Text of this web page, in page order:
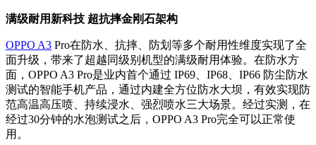
满级耐用新科技 超抗摔金刚石架构
OPPO A3 Pro在防水、抗摔、防划等多个耐用性维度实现了全
面升级，带来了超越同级别机型的满级耐用体验。在防水方
面，OPPO A3 Pro是业内首个通过 IP69、IP68、IP66 防尘防水
测试的智能手机产品，通过内建全方位防水大坝，有效实现防
范高温高压喷、持续浸水、强烈喷水三大场景。 经过实测，在
经过30分钟的水泡测试之后，OPPO A3 Pro完全可以正常使
用。